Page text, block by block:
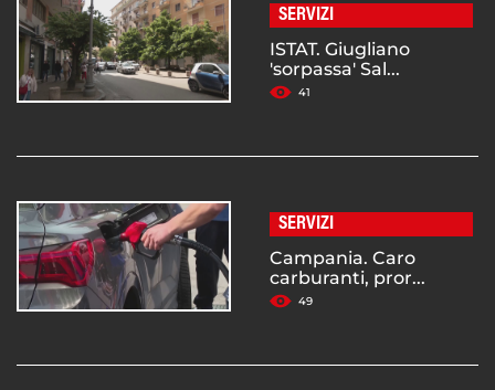
SERVIZI
ISTAT. Giugliano
'sorpassa' Sal...
41
SERVIZI
Campania. Caro
carburanti, pror...
49